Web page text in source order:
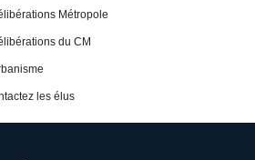
Métropole
du CM
les élus